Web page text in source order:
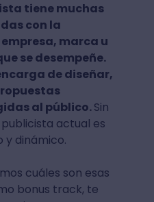
tiene muchas
con la
marca u
se desempeñe.
de diseñar,
al público.Sin
actual es
y dinámico.
cuáles son esas
bonus track, te